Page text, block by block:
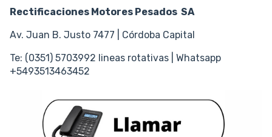
Rectificaciones Motores Pesados SA
Av. Juan B. Justo 7477 | Córdoba Capital
Te: (0351) 5703992 lineas rotativas | Whatsapp
+5493513463452